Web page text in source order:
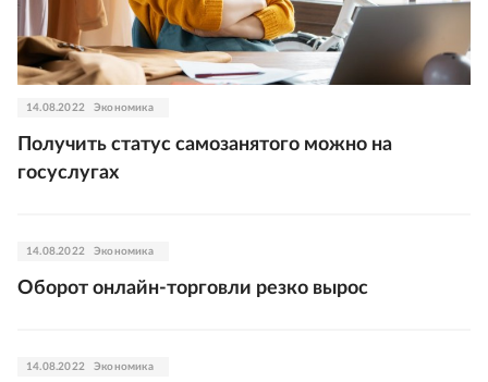
14.08.2022 Экономика
Получить статус самозанятого можно на
госуслугах
14.08.2022 Экономика
Оборот онлайн-торговли резко вырос
14.08.2022 Экономика